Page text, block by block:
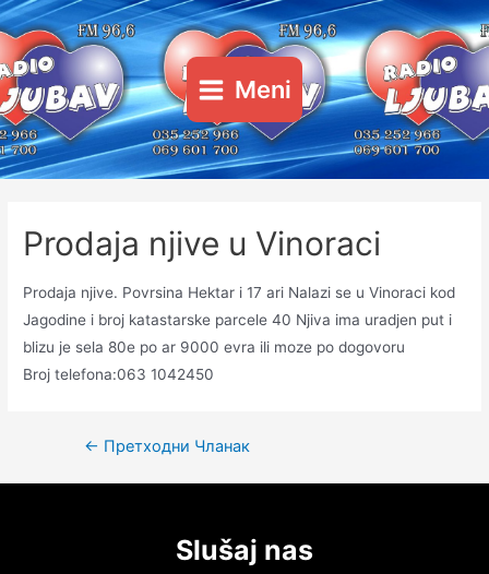
Пређи
на
садржај
Main
Menu
Meni
Prodaja njive u Vinoraci
Prodaja njive. Povrsina Hektar i 17 ari Nalazi se u Vinoraci kod
Jagodine i broj katastarske parcele 40 Njiva ima uradjen put i
blizu je sela 80e po ar 9000 evra ili moze po dogovoru
Broj telefona:063 1042450
Кретање
← Претходни Чланак
Slušaj nas